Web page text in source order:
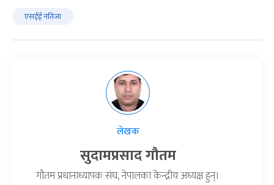
एसईई नतिजा
लेखक
सुदामप्रसाद गौतम
गौतम प्रधानाध्यापक संघ, नेपालका केन्द्रीय अध्यक्ष हुन्।